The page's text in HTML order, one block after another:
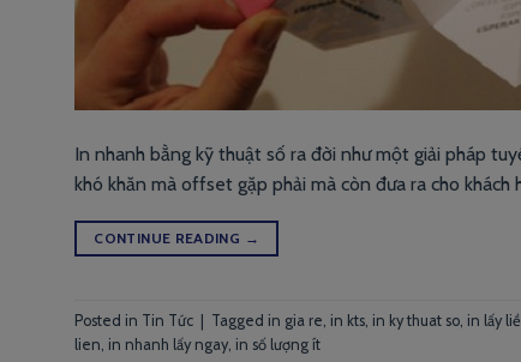
In nhanh bằng kỹ thuật số ra đời như một giải pháp
khó khăn mà offset gặp phải mà còn đưa ra cho
CONTINUE READING →
Posted in Tin Tức Tagged in gia re in kts in ky thuat so in lấy
lien in nhanh lấy ngay in số lượng ít